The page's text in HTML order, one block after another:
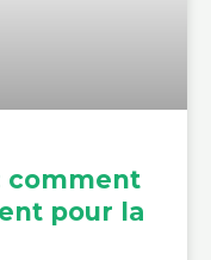
comment
pour la